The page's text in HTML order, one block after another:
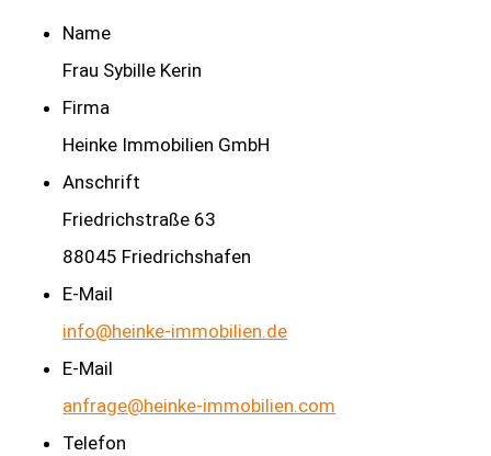
Name
Frau Sybille Kerin
Firma
Heinke Immobilien GmbH
Anschrift
Friedrichstraße 63
88045 Friedrichshafen
E-Mail
info@heinke-immobilien.de
E-Mail
anfrage@heinke-immobilien.com
Telefon